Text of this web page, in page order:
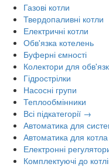
Газові котли
Твердопаливні котли
Електричні котли
Обв'язка котелень
Буферні ємності
Колектори для
Гідрострілки
Насосні групи
Теплообмінники
Всі підкатегорії →
Автоматика для
Автоматика для котла
Електронні
Комплектуючі до